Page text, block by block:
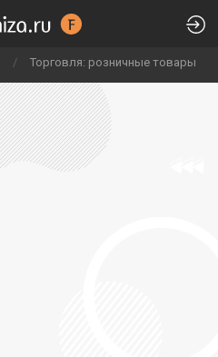
/ Торговля: розничные товары